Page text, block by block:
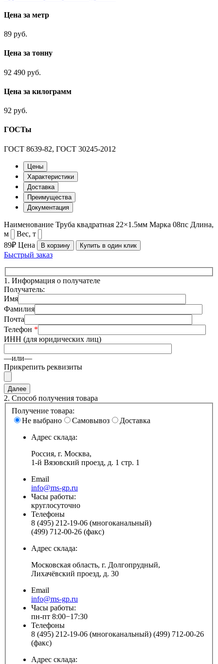
Цена за метр
89 руб.
Цена за тонну
92 490 руб.
Цена за килограмм
92 руб.
ГОСТы
ГОСТ 8639-82, ГОСТ 30245-2012
Цены
Характеристики
Доставка
Преимущества
Документация
Наименование Труба квадратная 22×1.5мм Марка 08пс Длина,
м
Вес, т
89₽ Цена В корзину Купить в один клик
Быстрый заказ
1. Информация о получателе
Получатель:
Имя
Фамилия
Почта
Телефон *
ИНН (для юридических лиц)
—или—
Прикрепить реквизиты
2. Способ получения товара
Получение товара:
Не выбрано
Самовывоз
Доставка
Адрес склада:
Россия, г. Москва,
1-й Вязовский проезд, д. 1 стр. 1
Email
info@ms-gp.ru
Часы работы:
круглосуточно
Телефоны
8 (495) 212-19-06 (многоканальный)
(499) 712-00-26 (факс)
Адрес склада:
Московская область, г. Долгопрудный,
Лихачёвский проезд, д. 30
Email
info@ms-gp.ru
Часы работы:
пн-пт 8:00−17:30
Телефоны
8 (495) 212-19-06 (многоканальный) (499) 712-00-26
(факс)
Адрес склада: